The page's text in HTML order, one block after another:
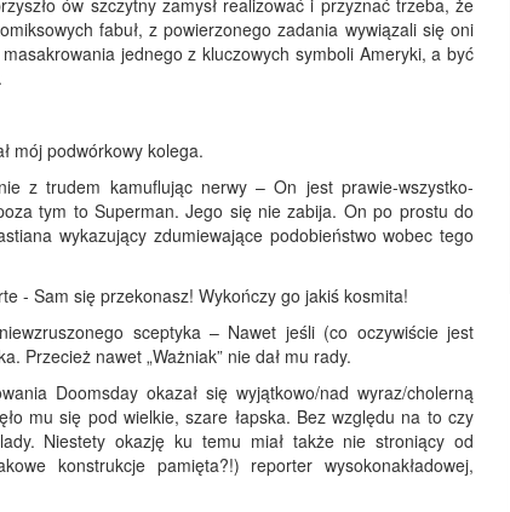
ów szczytny zamysł realizować i przyznać trzeba, że
fabuł, z powierzonego zadania wywiązali się oni
jednego z kluczowych symboli Ameryki, a być
mój podwórkowy kolega.
z trudem kamuflując nerwy – On jest prawie-wszystko-
tym to Superman. Jego się nie zabija. On po prostu do
wykazujący zdumiewające podobieństwo wobec tego
- Sam się przekonasz! Wykończy go jakiś kosmita!
sceptyka – Nawet jeśli (co oczywiście jest
Przecież nawet „Ważniak” nie dał mu rady.
Doomsday okazał się wyjątkowo/nad wyraz/cholerną
mu się pod wielkie, szare łapska. Bez względu na to czy
Niestety okazję ku temu miał także nie stroniący od
konstrukcje pamięta?!) reporter wysokonakładowej,